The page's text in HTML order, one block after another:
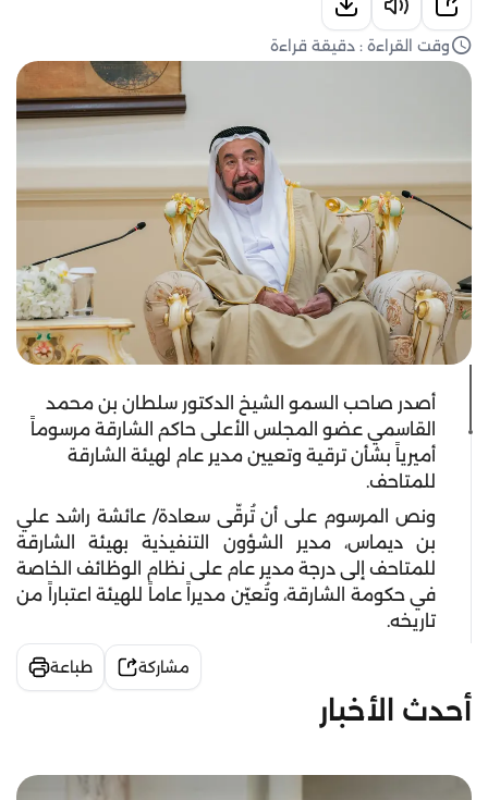
وقت القراءة : دقيقة قراءة
أصدر صاحب السمو الشيخ الدكتور سلطان بن محمد
القاسمي عضو المجلس الأعلى حاكم الشارقة مرسوماً
أميرياً بشأن ترقية وتعيين مدير عام لهيئة الشارقة
للمتاحف.
ونص المرسوم على أن تُرقّى سعادة/ عائشة راشد علي
بن ديماس، مدير الشؤون التنفيذية بهيئة الشارقة
للمتاحف إلى درجة مدير عام على نظام الوظائف الخاصة
في حكومة الشارقة، وتُعيّن مديراً عاماً للهيئة اعتباراً من
تاريخه.
مشاركة طباعة
أحدث الأخبار